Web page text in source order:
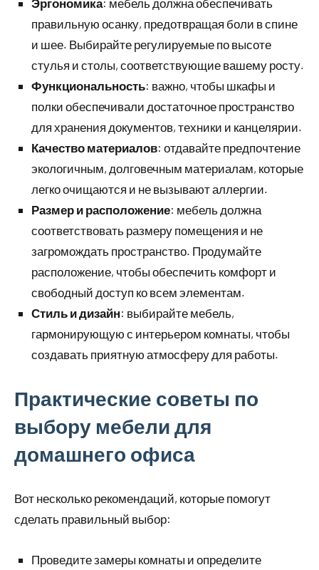
Эргономика: мебель должна обеспечивать
правильную осанку, предотвращая боли в спине
и шее. Выбирайте регулируемые по высоте
стулья и столы, соответствующие вашему росту.
Функциональность: важно, чтобы шкафы и
полки обеспечивали достаточное пространство
для хранения документов, техники и канцелярии.
Качество материалов: отдавайте предпочтение
экологичным, долговечным материалам, которые
легко очищаются и не вызывают аллергии.
Размер и расположение: мебель должна
соответствовать размеру помещения и не
загромождать пространство. Продумайте
расположение, чтобы обеспечить комфорт и
свободный доступ ко всем элементам.
Стиль и дизайн: выбирайте мебель,
гармонирующую с интерьером комнаты, чтобы
создавать приятную атмосферу для работы.
Практические советы по
выбору мебели для
домашнего офиса
Вот несколько рекомендаций, которые помогут
сделать правильный выбор:
Проведите замеры комнаты и определите